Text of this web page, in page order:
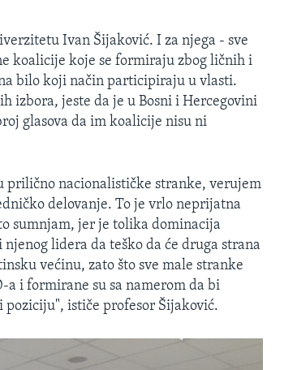
Ivan Šijaković. I za njega - sve
koalicije koje se formiraju zbog ličnih i
bilo koji način participiraju u vlasti.
izbora, jeste da je u Bosni i Hercegovini
glasova da im koalicije nisu ni
prilično nacionalističke stranke, verujem
delovanje. To je vrlo neprijatna
sumnjam, jer je tolika dominacija
lidera da teško da će druga strana
većinu, zato što sve male stranke
a i formirane su sa namerom da bi
ističe profesor Šijaković.